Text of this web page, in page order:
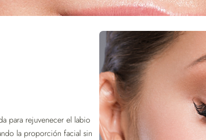
para rejuvenecer el labio
la proporción facial sin